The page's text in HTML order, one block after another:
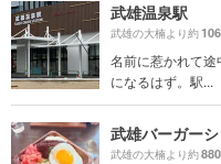
武雄温泉駅
武雄の大楠より約
名前に惹かれて
になるはず。駅...
武雄の大楠より約